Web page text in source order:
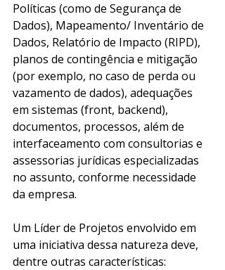
Políticas (como de Segurança de
Dados), Mapeamento/ Inventário de
Dados, Relatório de Impacto (RIPD),
planos de contingência e mitigação
(por exemplo, no caso de perda ou
vazamento de dados), adequações
em sistemas (front, backend),
documentos, processos, além de
interfaceamento com consultorias e
assessorias jurídicas especializadas
no assunto, conforme necessidade
da empresa.
Um Líder de Projetos envolvido em
uma iniciativa dessa natureza deve,
dentre outras características: